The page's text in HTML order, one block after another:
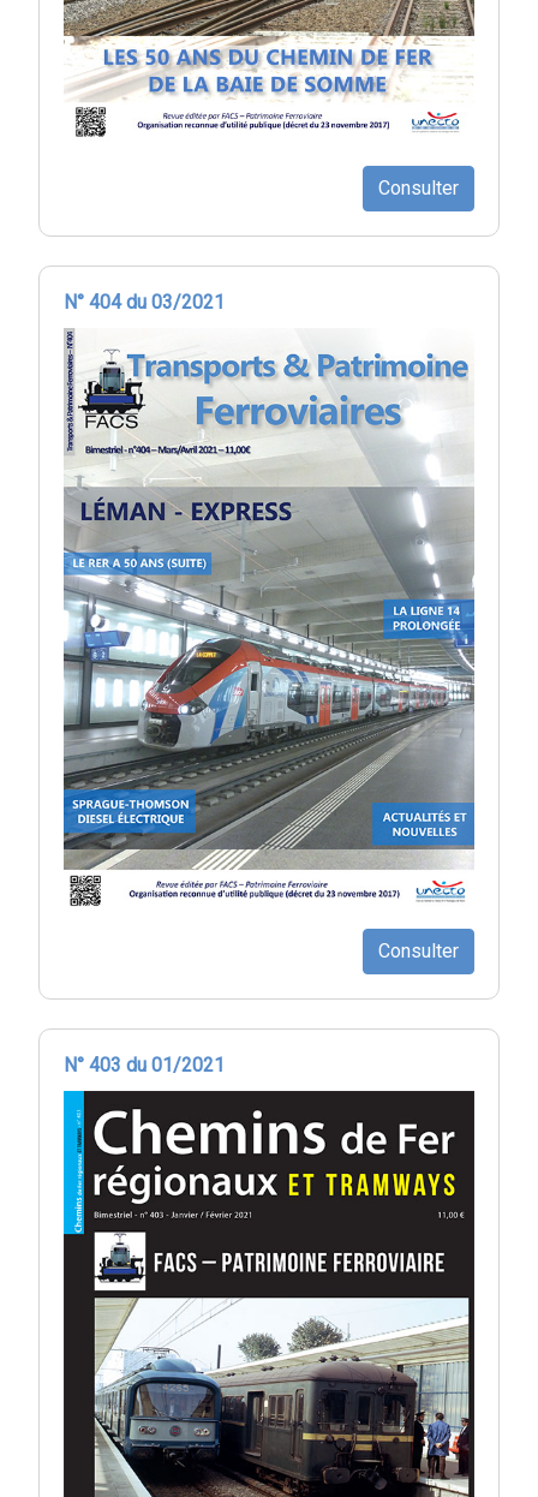
Consulter
N° 404 du 03/2021
Consulter
N° 403 du 01/2021